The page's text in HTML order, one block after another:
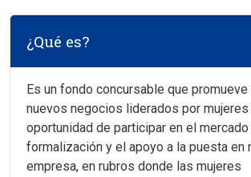
¿Qué es?
Es un fondo concursable que promueve
nuevos negocios liderados por mujeres
oportunidad de participar en el mercado
formalización y el apoyo a la puesta en
empresa, en rubros donde las mujeres